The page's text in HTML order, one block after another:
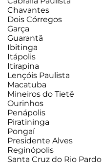
Chavantes
Dois Córregos
Garça
Guarantã
Ibitinga
Itápolis
Itirapina
Lençóis Paulista
Macatuba
Mineiros do Tietê
Ourinhos
Penápolis
Piratininga
Pongaí
Presidente Alves
Reginópolis
Santa Cruz do Rio Pardo